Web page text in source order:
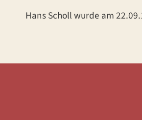
Hans Scholl wurde am